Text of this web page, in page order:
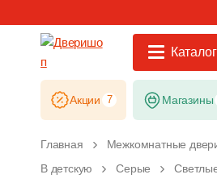
Каталог
Акции 7 Магазины
Главная Межкомнатные
В детскую
Серые